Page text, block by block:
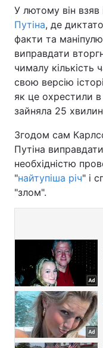
У лютому він взяв
Путіна, де
факти та
виправдати
чималу кількість
свою версію
як це охрестили
зайняла 25
Згодом сам
Путіна
необхідністю
"найтупіша річ" і
"злом".